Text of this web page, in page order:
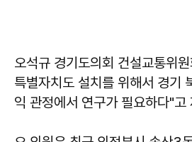
오석규 경기도의회 건설교통위
특별자치도 설치를 위해서 경기
익 관정에서 연구가 필요하다"고